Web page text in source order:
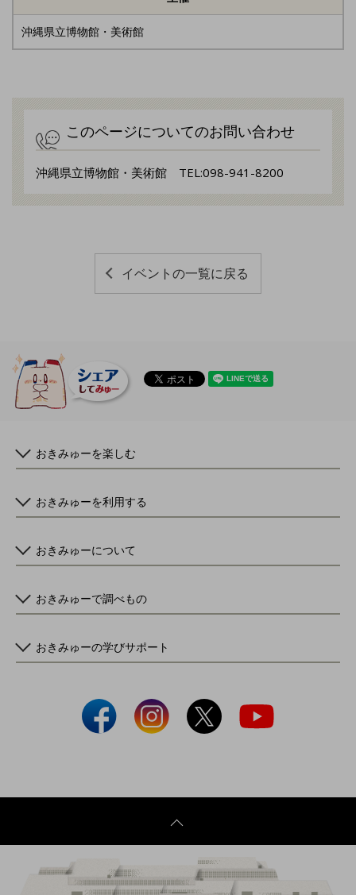
沖縄県立博物館・美術館
このページについてのお問い合わせ
沖縄県立博物館・美術館 TEL:098-941-8200
イベントの一覧に戻る
おきみゅーを楽しむ
おきみゅーを利用する
おきみゅーについて
おきみゅーで調べもの
おきみゅーの学びサポート